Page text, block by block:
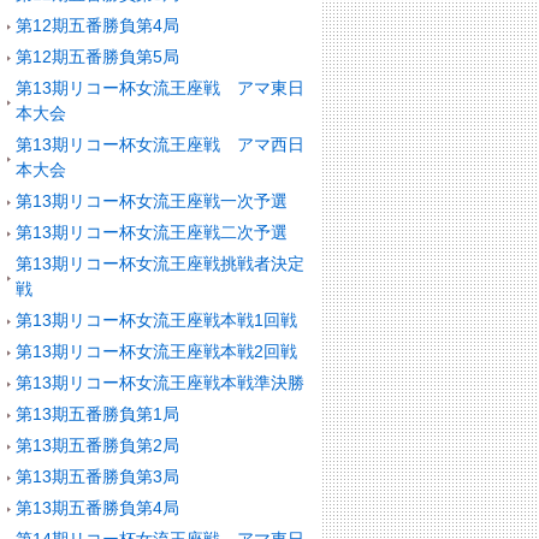
第12期五番勝負第4局
第12期五番勝負第5局
第13期リコー杯女流王座戦 アマ東日
本大会
第13期リコー杯女流王座戦 アマ西日
本大会
第13期リコー杯女流王座戦一次予選
第13期リコー杯女流王座戦二次予選
第13期リコー杯女流王座戦挑戦者決定
戦
第13期リコー杯女流王座戦本戦1回戦
第13期リコー杯女流王座戦本戦2回戦
第13期リコー杯女流王座戦本戦準決勝
第13期五番勝負第1局
第13期五番勝負第2局
第13期五番勝負第3局
第13期五番勝負第4局